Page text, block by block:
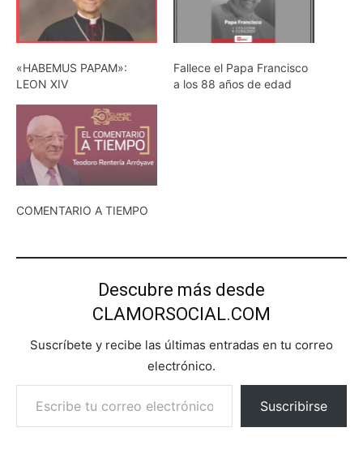
«HABEMUS PAPAM»:
LEON XIV
Fallece el Papa Francisco
a los 88 años de edad
COMENTARIO A TIEMPO
Descubre más desde
CLAMORSOCIAL.COM
Suscríbete y recibe las últimas entradas en tu correo
electrónico.
Escribe tu correo electrónico…
Suscribirse